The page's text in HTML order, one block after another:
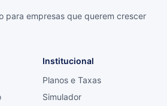
para empresas que querem crescer
Institucional
Planos e Taxas
Simulador